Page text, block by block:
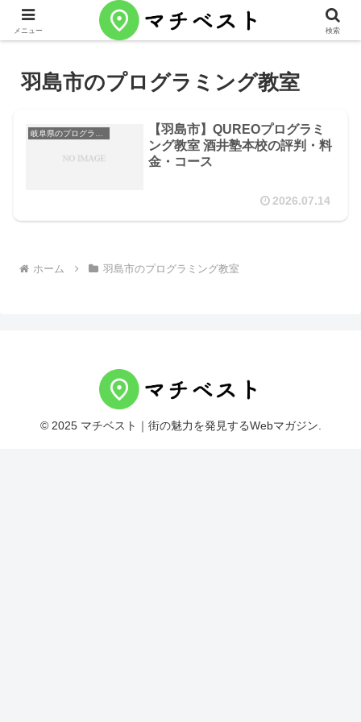
羽島市のプログラミング教室
【羽島市】QUREOプログラミ
ング教室 酒井塾本校の評判・料
金・コース
2026.07.14
ホーム 羽島市のプログラミング教室
© 2025 マチベスト｜街の魅力を発見するWebマガジン.
メニュー 検索